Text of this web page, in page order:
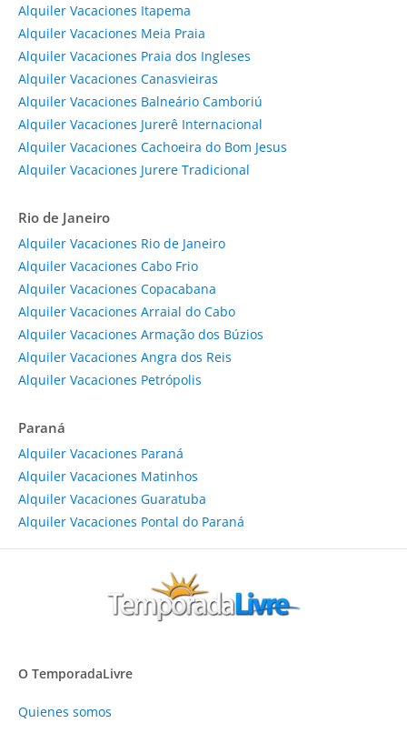
Alquiler Vacaciones Itapema
Alquiler Vacaciones Meia Praia
Alquiler Vacaciones Praia dos Ingleses
Alquiler Vacaciones Canasvieiras
Alquiler Vacaciones Balneário Camboriú
Alquiler Vacaciones Jurerê Internacional
Alquiler Vacaciones Cachoeira do Bom Jesus
Alquiler Vacaciones Jurere Tradicional
Rio de Janeiro
Alquiler Vacaciones Rio de Janeiro
Alquiler Vacaciones Cabo Frio
Alquiler Vacaciones Copacabana
Alquiler Vacaciones Arraial do Cabo
Alquiler Vacaciones Armação dos Búzios
Alquiler Vacaciones Angra dos Reis
Alquiler Vacaciones Petrópolis
Paraná
Alquiler Vacaciones Paraná
Alquiler Vacaciones Matinhos
Alquiler Vacaciones Guaratuba
Alquiler Vacaciones Pontal do Paraná
O TemporadaLivre
Quienes somos